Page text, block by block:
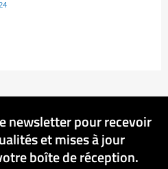
newsletter pour recevoir
et mises à jour
boîte de réception.